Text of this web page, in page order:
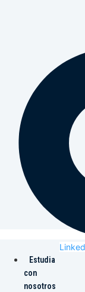
Estudia
con
nosotros